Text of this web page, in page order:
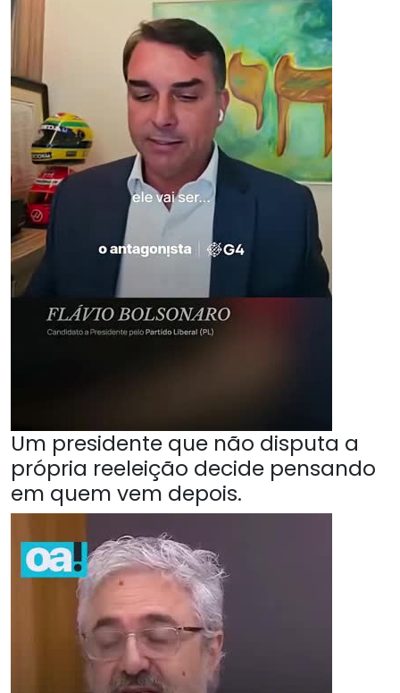
Um presidente que não disputa a
própria reeleição decide pensando
em quem vem depois.